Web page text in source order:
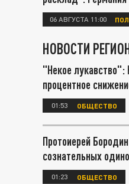
06 АВГУСТА 11:00
НОВОСТИ
"Некое лукавство":
процентное
01:53 ОБЩЕСТВО
Протоиерей
сознательных
01:23 ОБЩЕСТВО